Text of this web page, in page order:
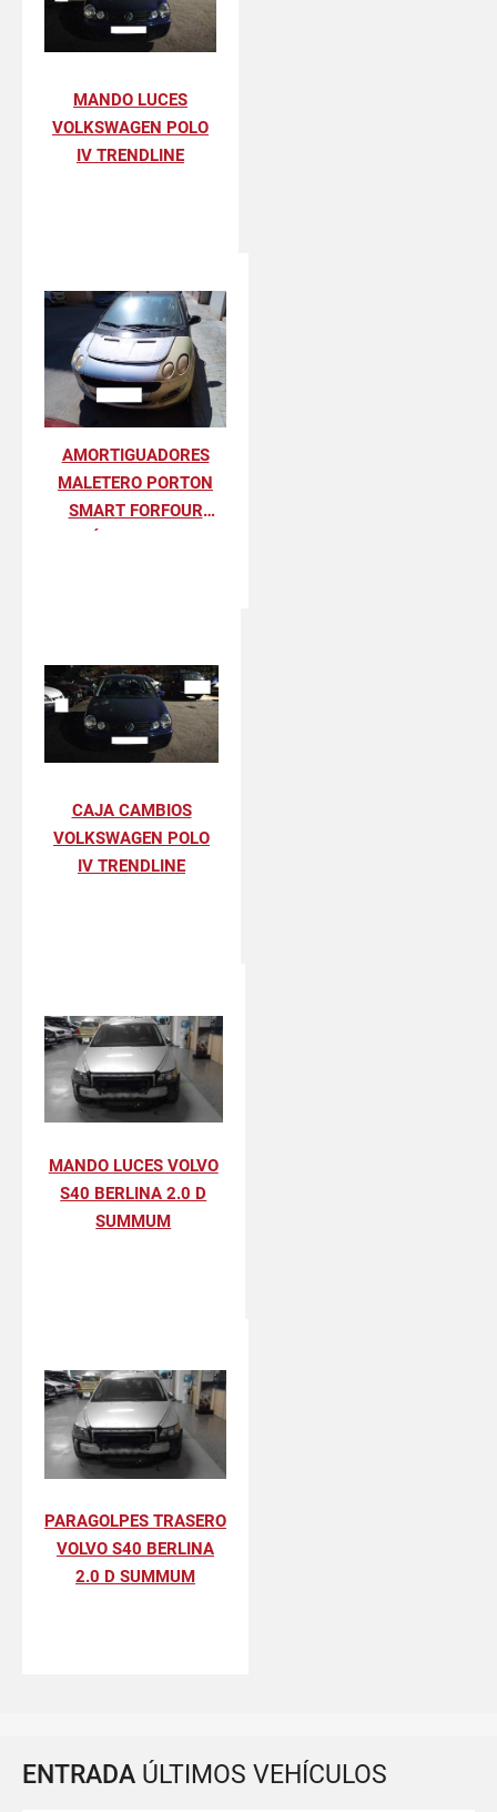
MANDO LUCES
VOLKSWAGEN POLO
IV TRENDLINE
AMORTIGUADORES
MALETERO PORTON
SMART FORFOUR
CAJA CAMBIOS
VOLKSWAGEN POLO
IV TRENDLINE
MANDO LUCES VOLVO
S40 BERLINA 2.0 D
SUMMUM
PARAGOLPES TRASERO
VOLVO S40 BERLINA
2.0 D SUMMUM
ENTRADA ÚLTIMOS VEHÍCULOS